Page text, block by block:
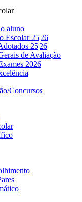
aluno
Escolar 25|26
25|26
de Avaliação
2026
Concursos